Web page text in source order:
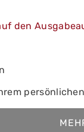
den